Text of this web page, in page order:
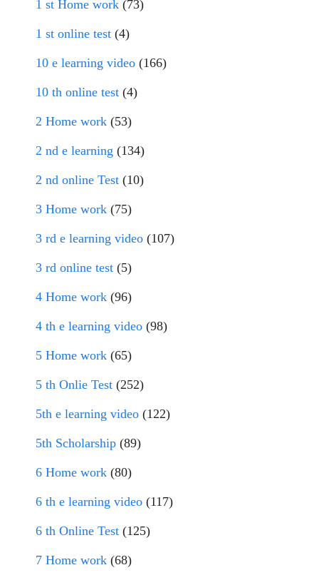
1 st Home work (73)
1 st online test (4)
10 e learning video (166)
10 th online test (4)
2 Home work (53)
2 nd e learning (134)
2 nd online Test (10)
3 Home work (75)
3 rd e learning video (107)
3 rd online test (5)
4 Home work (96)
4 th e learning video (98)
5 Home work (65)
5 th Onlie Test (252)
5th e learning video (122)
5th Scholarship (89)
6 Home work (80)
6 th e learning video (117)
6 th Online Test (125)
7 Home work (68)